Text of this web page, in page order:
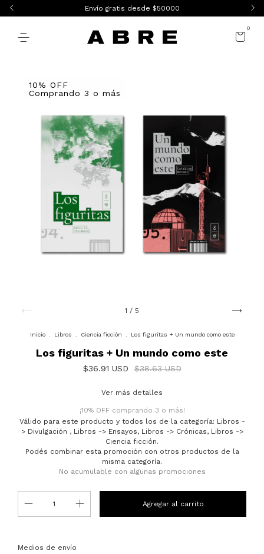
Envío gratis desde $50000
0
10% OFF
Comprando 3 o más
1 / 5
Inicio Libros Ciencia ficción Los figuritas + Un mundo como este
Los figuritas + Un mundo como este
$36.91 USD $38.63 USD
Ver más detalles
¡10% OFF comprando 3 o más!
Válido para este producto y todos los de la categoría: Libros -
> Divulgación , Libros -> Ensayos, Libros -> Crónicas, Libros ->
Ciencia ficción.
Podés combinar esta promoción con otros productos de la
misma categoría.
No acumulable con algunas promociones
Entregas para el CP:
Medios de envío